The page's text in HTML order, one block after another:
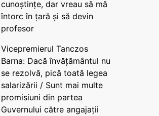
cunoștințe, dar vreau să mă
întorc în țară și să devin
profesor
Vicepremierul Tanczos
Barna: Dacă învățământul nu
se rezolvă, pică toată legea
salarizării / Sunt mai multe
promisiuni din partea
Guvernului către angajații